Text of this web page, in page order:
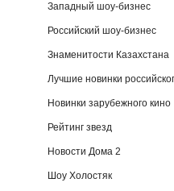
Западный шоу-бизнес
Российский шоу-бизнес
Знаменитости Казахстана
Лучшие новинки
Новинки зарубежного кино
Рейтинг звезд
Новости Дома 2
Шоу Холостяк